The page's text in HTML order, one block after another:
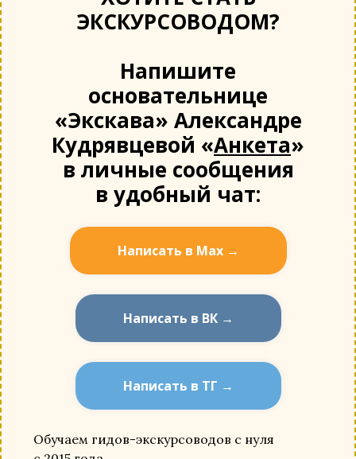
ЭКСКУРСОВОДОМ?
Напишите
основательнице
«Экскава» Александре
Кудрявцевой «Анкета»
в личные сообщения
в удобный чат:
Написать в Мах →
Написать в ВК →
Написать в ТГ →
Обучаем гидов-экскурсоводов с нуля